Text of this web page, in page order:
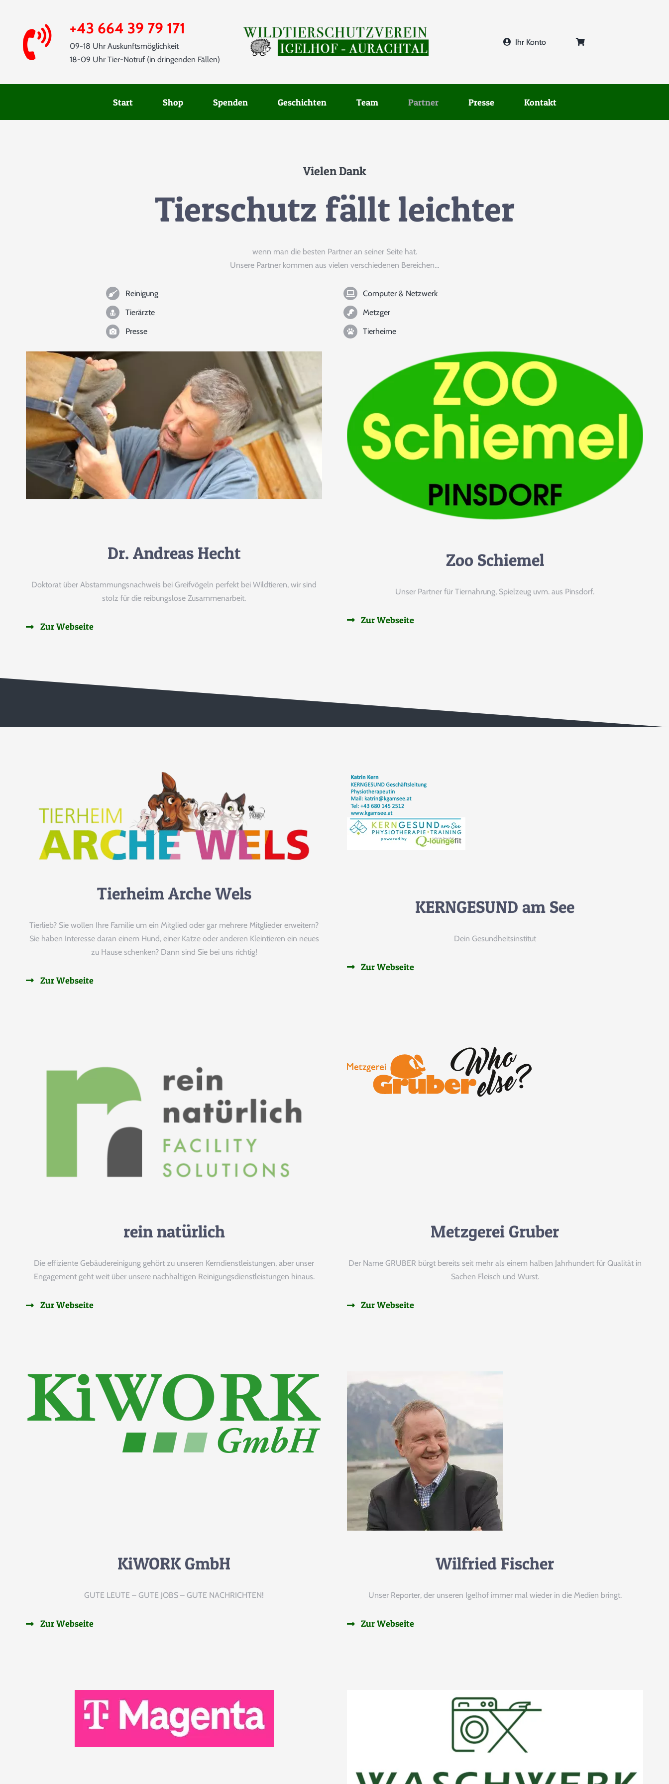
content
+43 664 39 79 171
09-18 Uhr Auskunftsmöglichkeit
18-09 Uhr Tier-Notruf (in dringenden Fällen)
Ihr Konto
Start Shop Spenden Geschichten Team Partner Presse Kontakt
Vielen Dank
Tierschutz fällt leichter
wenn man die besten Partner an seiner Seite hat.
Unsere Partner kommen aus vielen verschiedenen Bereichen…
Reinigung
Tierärzte
Presse
Computer & Netzwerk
Metzger
Tierheime
Dr. Andreas Hecht
Doktorat über Abstammungsnachweis bei Greifvögeln perfekt bei Wildtieren, wir sind
stolz für die reibungslose Zusammenarbeit.
Zur Webseite
Zoo Schiemel
Unser Partner für Tiernahrung, Spielzeug uvm. aus Pinsdorf.
Zur Webseite
Tierheim Arche Wels
Tierlieb? Sie wollen Ihre Familie um ein Mitglied oder gar mehrere Mitglieder erweitern?
Sie haben Interesse daran einem Hund, einer Katze oder anderen Kleintieren ein neues
zu Hause schenken? Dann sind Sie bei uns richtig!
Zur Webseite
KERNGESUND am See
Dein Gesundheitsinstitut
Zur Webseite
rein natürlich
Die effiziente Gebäudereinigung gehört zu unseren Kerndienstleistungen, aber unser
Engagement geht weit über unsere nachhaltigen Reinigungsdienstleistungen hinaus.
Zur Webseite
Metzgerei Gruber
Der Name GRUBER bürgt bereits seit mehr als einem halben Jahrhundert für Qualität in
Sachen Fleisch und Wurst.
Zur Webseite
KiWORK GmbH
GUTE LEUTE – GUTE JOBS – GUTE NACHRICHTEN!
Zur Webseite
Wilfried Fischer
Unser Reporter, der unseren Igelhof immer mal wieder in die Medien bringt.
Zur Webseite
Sie Mit Ihrer Spende
PAYPAL